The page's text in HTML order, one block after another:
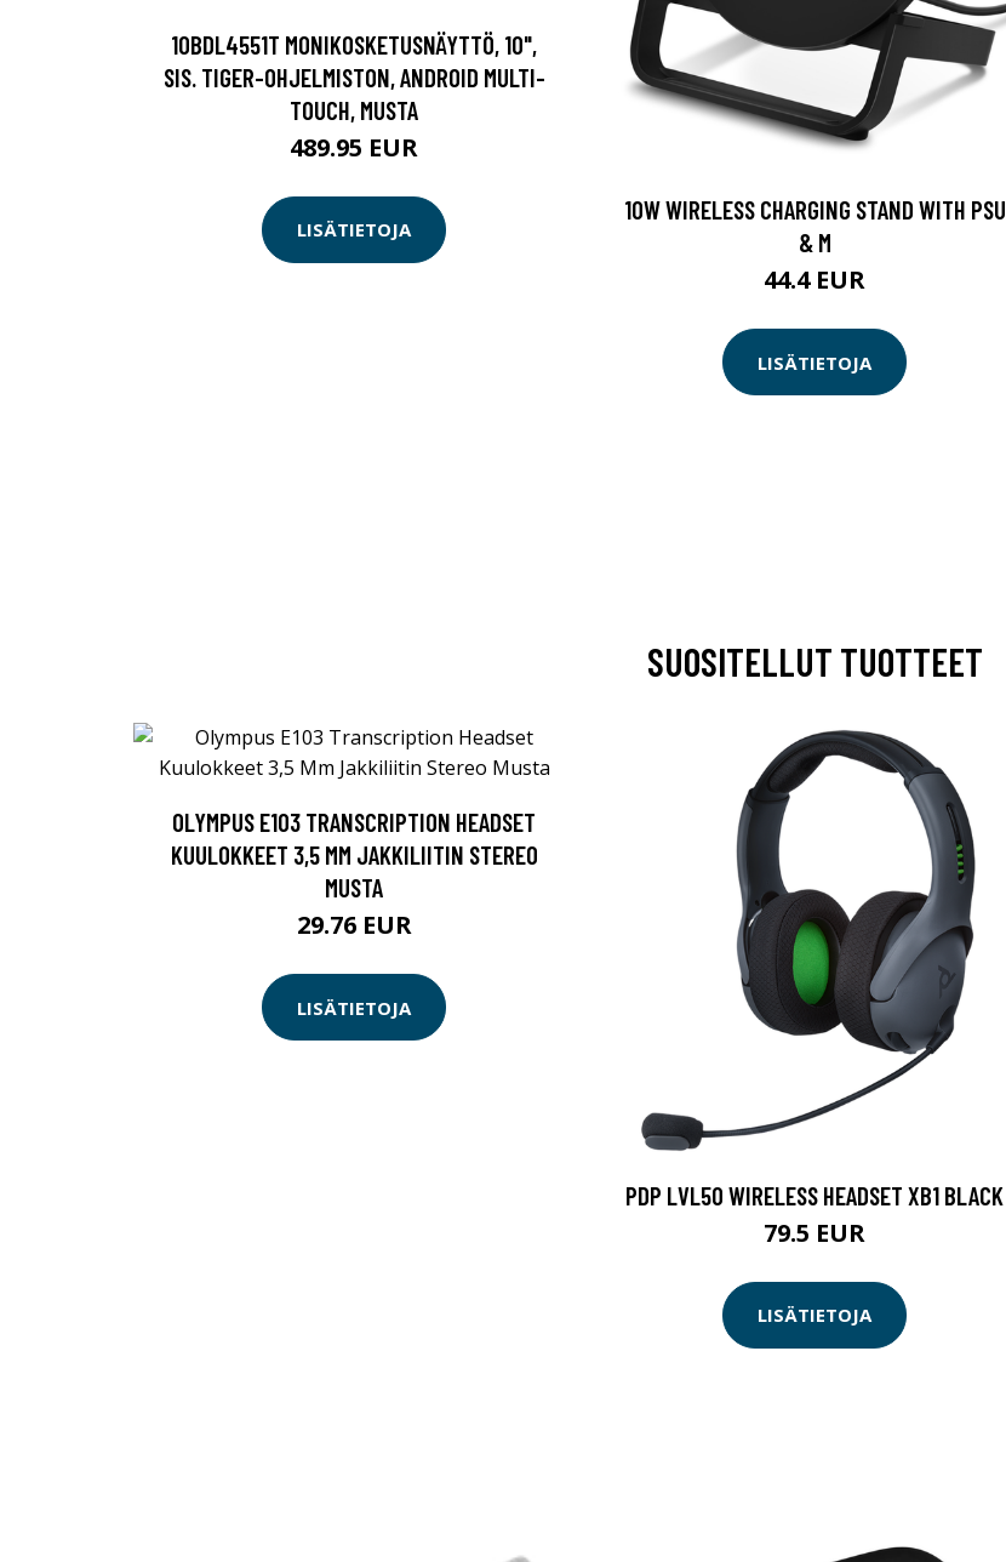
10BDL4551T MONIKOSKETUSNÄYTTÖ, 10",
SIS. TIGER-OHJELMISTON, ANDROID MULTI-
TOUCH, MUSTA
489.95 EUR
LISÄTIETOJA
10W WIRELESS CHARGING STAND WITH PSU
& M
44.4 EUR
LISÄTIETOJA
SUOSITELLUT TUOTTEET
OLYMPUS E103 TRANSCRIPTION HEADSET
KUULOKKEET 3,5 MM JAKKILIITIN STEREO
MUSTA
29.76 EUR
LISÄTIETOJA
PDP LVL50 WIRELESS HEADSET XB1 BLACK
79.5 EUR
LISÄTIETOJA